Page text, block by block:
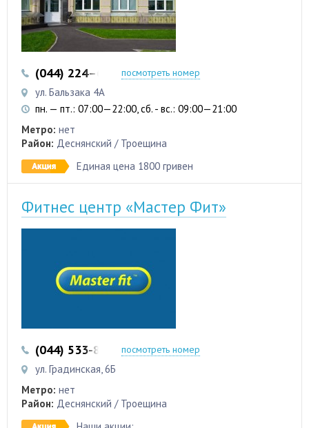
(044) 224–63-07посмотреть номер
ул. Бальзака 4А
пн. — пт.: 07:00—22:00, сб. - вс.: 09:00—21:00
Метро: нет
Район: Деснянский / Троещина
Единая цена 1800 гривен
Фитнес центр «Мастер Фит»
(044) 533-87-87 (044) 353-12-00
посмотреть номер
ул. Градинская, 6Б
Метро: нет
Район: Деснянский / Троещина